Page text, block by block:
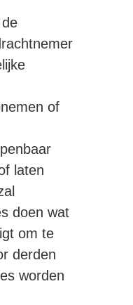
of
laten
doen wat
om te
derden
worden